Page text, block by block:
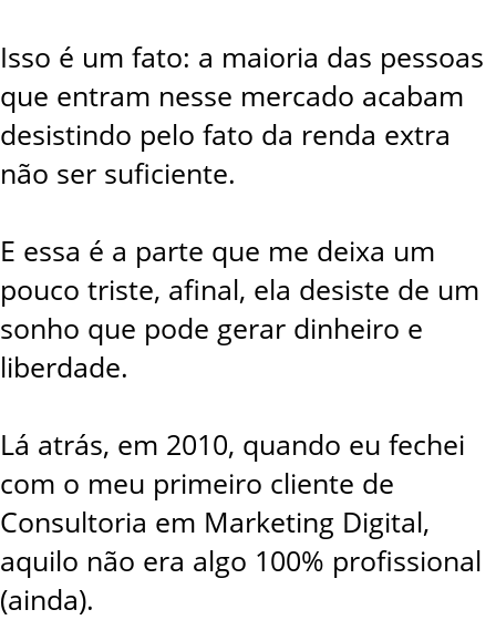
Isso é um fato: a maioria das pessoas
que entram nesse mercado acabam
desistindo pelo fato da renda extra
não ser suficiente.
E essa é a parte que me deixa um
pouco triste, afinal, ela desiste de um
sonho que pode gerar dinheiro e
liberdade.
Lá atrás, em 2010, quando eu fechei
com o meu primeiro cliente de
Consultoria em Marketing Digital,
aquilo não era algo 100% profissional
(ainda).